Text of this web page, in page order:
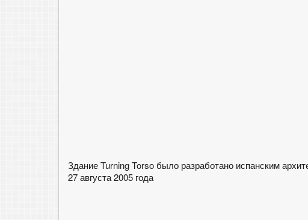
Здание Turning Torso было разработано испанским
27 августа 2005 года